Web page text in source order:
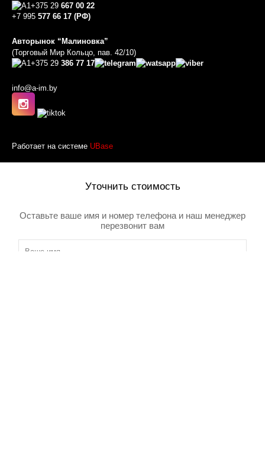
+375 29 667 00 22
+7 995 577 66 17 (РФ)
Авторынок “Малиновка”
(Торговый Мир Кольцо, пав. 42/10)
+375 29 386 77 17
info@a-im.by
Работает на системе UBase
Уточнить стоимость
Оставьте ваше имя и номер телефона и наш менеджер
перезвонит вам